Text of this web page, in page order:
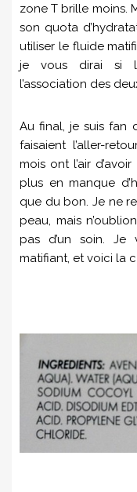
zone T brille moins.
son quota
utiliser le fluide
je vous dirai si
l’association des
Au final, je suis fan
faisaient l’aller-
mois ont l’air
plus en manque
que du bon. Je ne
peau, mais
pas d’un soin.
matifiant, et voici la